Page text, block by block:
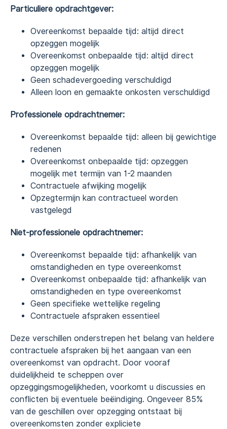
Particuliere opdrachtgever:
Overeenkomst bepaalde tijd: altijd direct
opzeggen mogelijk
Overeenkomst onbepaalde tijd: altijd direct
opzeggen mogelijk
Geen schadevergoeding verschuldigd
Alleen loon en gemaakte onkosten verschuldigd
Professionele opdrachtnemer:
Overeenkomst bepaalde tijd: alleen bij gewichtige
redenen
Overeenkomst onbepaalde tijd: opzeggen
mogelijk met termijn van 1-2 maanden
Contractuele afwijking mogelijk
Opzegtermijn kan contractueel worden
vastgelegd
Niet-professionele opdrachtnemer:
Overeenkomst bepaalde tijd: afhankelijk van
omstandigheden en type overeenkomst
Overeenkomst onbepaalde tijd: afhankelijk van
omstandigheden en type overeenkomst
Geen specifieke wettelijke regeling
Contractuele afspraken essentieel
Deze verschillen onderstrepen het belang van heldere
contractuele afspraken bij het aangaan van een
overeenkomst van opdracht. Door vooraf
duidelijkheid te scheppen over
opzeggingsmogelijkheden, voorkomt u discussies en
conflicten bij eventuele beëindiging. Ongeveer 85%
van de geschillen over opzegging ontstaat bij
overeenkomsten zonder expliciete